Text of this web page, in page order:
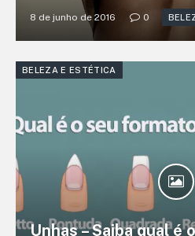
8 de junho de 2016 0
BELEZA E ESTÉTICA
Unhas – Saiba qual é